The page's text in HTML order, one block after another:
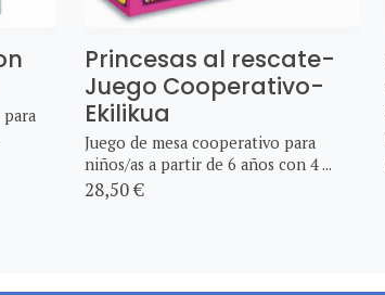
Princesas al rescate-
Juego Cooperativo-
Ekilikua
Juego de mesa cooperativo para
niños/as a partir de 6 años con 4 ...
28,50 €